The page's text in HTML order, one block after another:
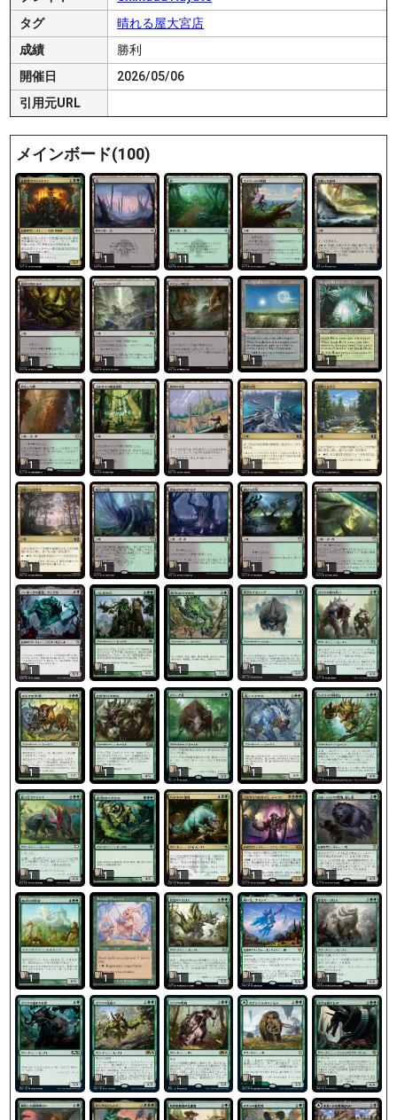
タグ
晴れる屋大宮店
成績
勝利
開催日
2026/05/06
引用元URL
メインボード(100)
1 1 11 1 1
1 1 1 1 1
1 1 1 1 1
1 1 1 1 1
1 1 1 1 1
1 1 1 1 1
1 1 1 1 1
1 1 1 1 1
1 1 1 1 1